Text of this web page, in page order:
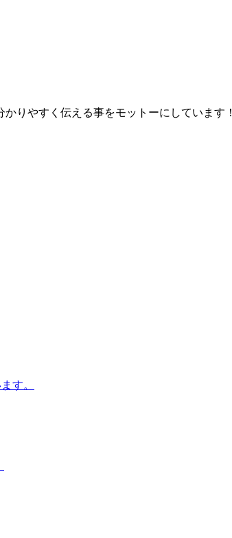
りやすく伝える事をモットーにしています！
す。